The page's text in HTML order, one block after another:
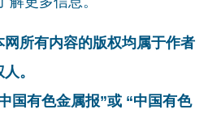
所有内容的版权均属于作者
。
国有色金属报”或 “中国有色